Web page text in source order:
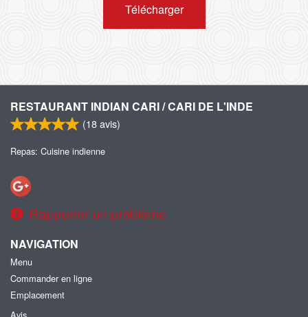
Télécharger
RESTAURANT INDIAN CARI / CARI DE L'INDE
(18avis)
Repas: Cuisine indienne
Rapporter un problème
NAVIGATION
Menu
Commander en ligne
Emplacement